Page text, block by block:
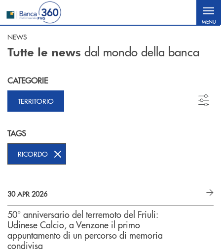
Salta al contenuto principale
MENU
NEWS
Tutte le news dal mondo della banca
CATEGORIE
TERRITORIO
TAGS
RICORDO
30 APR 2026
50° anniversario del terremoto del Friuli:
Udinese Calcio, a Venzone il primo
appuntamento di un percorso di memoria
condivisa